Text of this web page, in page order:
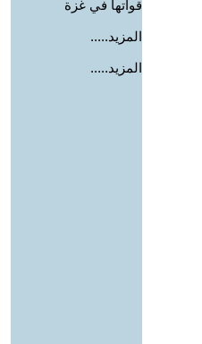
قواتها في غزة
المزيد.....
المزيد.....